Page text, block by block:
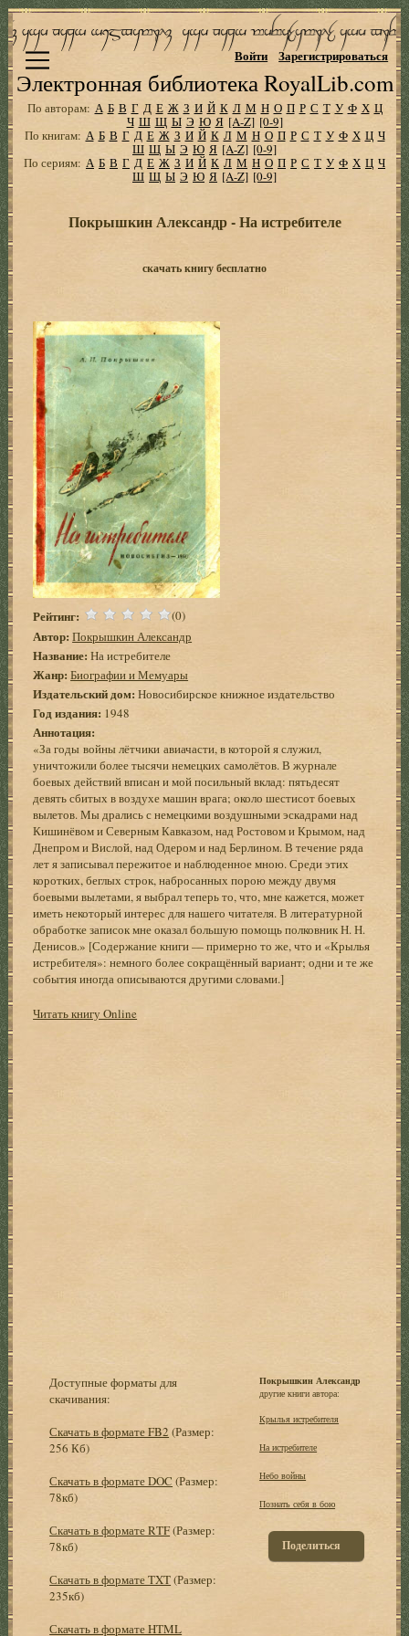
Электронная библиотека RoyalLib.com
Войти Зарегистрироваться
По авторам: А Б В Г Д Е Ж З И Й К Л М Н О П Р С Т У Ф Х Ц
Ч Ш Щ Ы Э Ю Я [A-Z] [0-9]
По книгам: А Б В Г Д Е Ж З И Й К Л М Н О П Р С Т У Ф Х Ц Ч
Ш Щ Ы Э Ю Я [A-Z] [0-9]
По сериям: А Б В Г Д Е Ж З И Й К Л М Н О П Р С Т У Ф Х Ц Ч
Ш Щ Ы Э Ю Я [A-Z] [0-9]
Покрышкин Александр - На истребителе
скачать книгу бесплатно
Рейтинг: (0)
Автор: Покрышкин Александр
Название: На истребителе
Жанр: Биографии и Мемуары
Издательский дом: Новосибирское книжное издательство
Год издания: 1948
Аннотация:
«За годы войны лётчики авиачасти, в которой я служил,
уничтожили более тысячи немецких самолётов. В журнале
боевых действий вписан и мой посильный вклад: пятьдесят
девять сбитых в воздухе машин врага; около шестисот боевых
вылетов. Мы дрались с немецкими воздушными эскадрами над
Кишинёвом и Северным Кавказом, над Ростовом и Крымом, над
Днепром и Вислой, над Одером и над Берлином. В течение ряда
лет я записывал пережитое и наблюденное мною. Среди этих
коротких, беглых строк, набросанных порою между двумя
боевыми вылетами, я выбрал теперь то, что, мне кажется, может
иметь некоторый интерес для нашего читателя. В литературной
обработке записок мне оказал большую помощь полковник Н. Н.
Денисов.» [Содержание книги — примерно то же, что и «Крылья
истребителя»: немного более сокращённый вариант; одни и те же
события иногда описываются другими словами.]
Читать книгу Online
Доступные форматы для
скачивания:
Скачать в формате FB2 (Размер:
256 Кб)
Скачать в формате DOC (Размер:
78кб)
Скачать в формате RTF(Размер:
78кб)
Скачать в формате TXT(Размер:
235кб)
Скачать в формате HTML
Покрышкин Александр
другие книги автора:
Крылья истребителя
На истребителе
Небо войны
Познать себя в бою
Поделиться